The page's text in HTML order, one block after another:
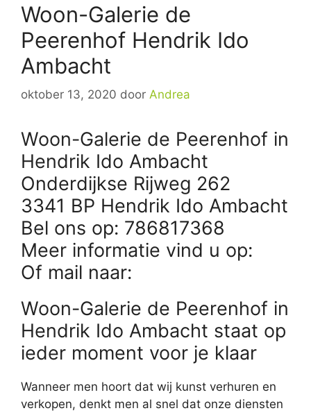
Woon-Galerie de
Peerenhof Hendrik Ido
Ambacht
oktober 13, 2020 door Andrea
Woon-Galerie de Peerenhof in
Hendrik Ido Ambacht
Onderdijkse Rijweg 262
3341 BP Hendrik Ido Ambacht
Bel ons op: 786817368
Meer informatie vind u op:
Of mail naar:
Woon-Galerie de Peerenhof in
Hendrik Ido Ambacht staat op
ieder moment voor je klaar
Wanneer men hoort dat wij kunst verhuren en
verkopen, denkt men al snel dat onze diensten